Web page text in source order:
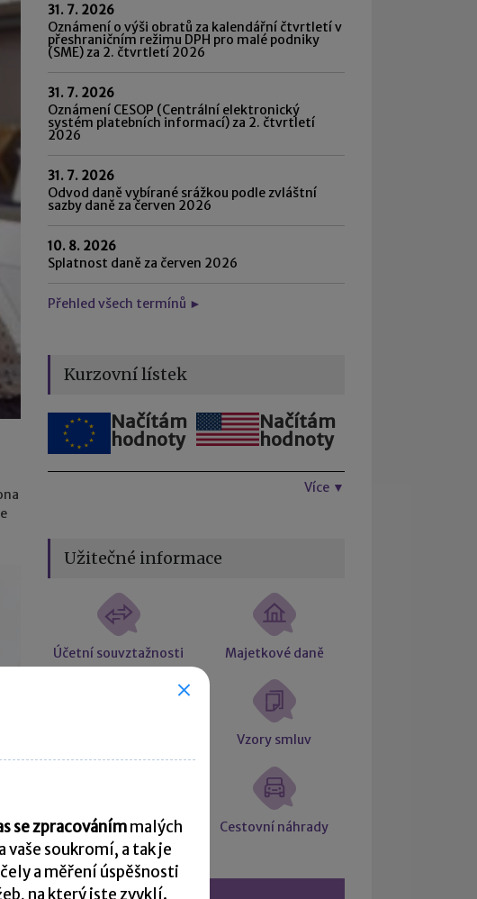
31. 7. 2026
Oznámení o výši obratů za kalendářní čtvrtletí v
přeshraničním režimu DPH pro malé podniky
(SME) za 2. čtvrtletí 2026
31. 7. 2026
Oznámení CESOP (Centrální elektronický
systém platebních informací) za 2. čtvrtletí
2026
31. 7. 2026
Odvod daně vybírané srážkou podle zvláštní
sazby daně za červen 2026
10. 8. 2026
Splatnost daně za červen 2026
Přehled všech termínů ►
Kurzovní lístek
Načítám
hodnoty
Načítám
hodnoty
Více ▼
Užitečné informace
Účetní souvztažnosti Majetkové daně
Vzory smluv
Výpočet čisté mzdy Cestovní náhrady
se zpracovánímmalých
vaše soukromí, a tak je
a měření úspěšnosti
na který jste zvyklí.